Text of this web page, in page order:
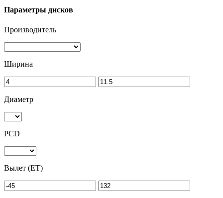
Параметры дисков
Производитель
Ширина
Диаметр
PCD
Вылет (ET)